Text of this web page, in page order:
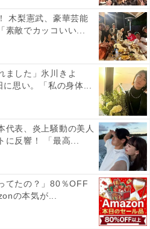
木梨憲武、豪華芸能
素敵でカッコいい...
ました」氷川きよ
に思い。「私の身体...
代表、炎上騒動の美人
に反響！ 「最高...
てたの？」80％OFF
の本気が...